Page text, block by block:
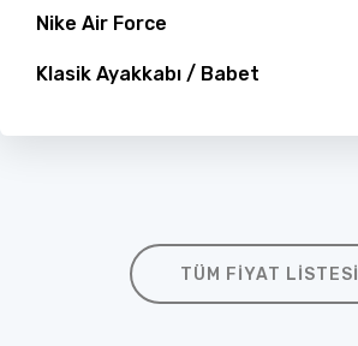
Nike Air Force
Klasik Ayakkabı / Babet
TÜM FIYAT LISTESI